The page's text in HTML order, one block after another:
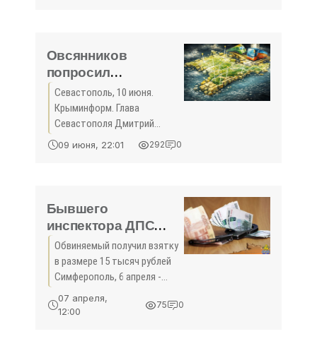
Овсянников
попросил
Правительство РФ
выделить
дополнительные
средства на
Севастополь, 10 июня.
Крыминформ. Глава
Севастополя Дмитрий
Овсянников в ходе
которое провел в
Симферополе вице-премьер
Правительства
09 июня, 22:01 292 0
Бывшего
инспектора ДПС
будут судить в
Крыму за
взяточничество -
«Культура Крыма»
Обвиняемый получил взятку
в размере 15 тысяч рублей
Симферополь, 6 апреля -
-Крым. Экс-инспектора ДПС
Симферополя будут судить
07 апреля,
12:00
75 0